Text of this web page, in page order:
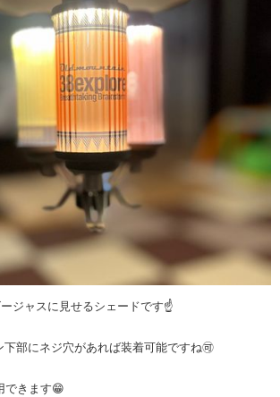
ジャスに見せるシェードです☝️
部にネジ穴があれば装着可能ですね🉑
できます😁